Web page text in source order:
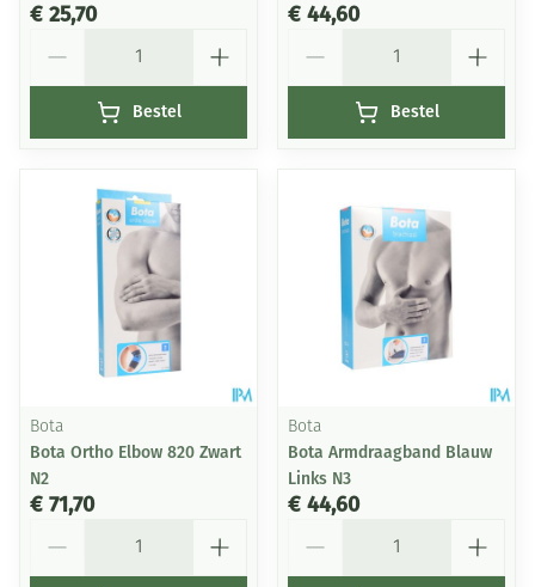
€ 25,70
Bestel
€ 44,60
Bestel
Bota
Bota Ortho Elbow 820 Zwart
N2
€ 71,70
Bota
Bota Armdraagband Blauw
Links N3
€ 44,60